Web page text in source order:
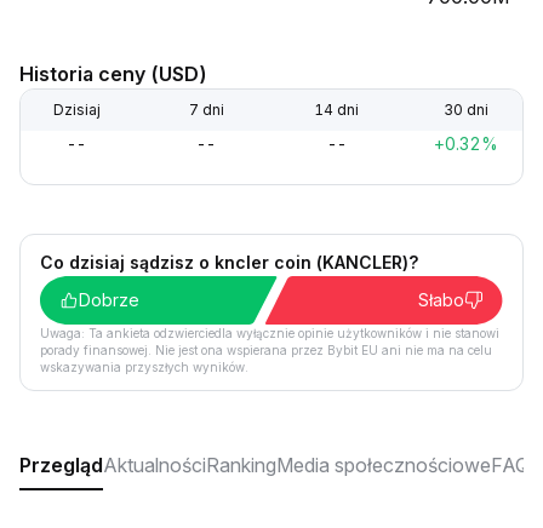
Historia ceny (USD)
Dzisiaj 7 dni 14 dni 30 dni
-- -- -- +0.32%
Co dzisiaj sądzisz o kncler coin (KANCLER)?
Dobrze
Słabo
Uwaga: Ta ankieta odzwierciedla wyłącznie opinie użytkowników i nie stanowi
porady finansowej. Nie jest ona wspierana przez Bybit EU ani nie ma na celu
wskazywania przyszłych wyników.
PrzeglądAktualnościRankingMedia społecznościoweFAQ